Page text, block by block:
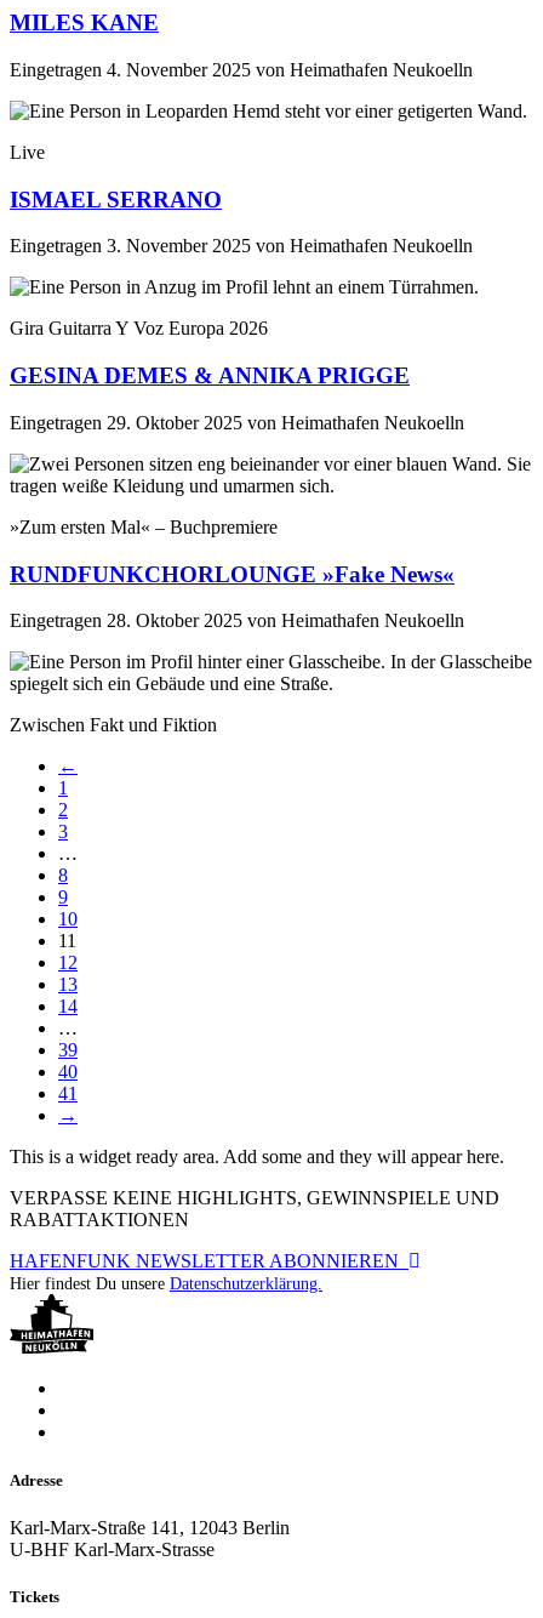
MILES KANE
Eingetragen 4. November 2025 von Heimathafen Neukoelln
Live
ISMAEL SERRANO
Eingetragen 3. November 2025 von Heimathafen Neukoelln
Gira Guitarra Y Voz Europa 2026
GESINA DEMES & ANNIKA PRIGGE
Eingetragen 29. Oktober 2025 von Heimathafen Neukoelln
»Zum ersten Mal« – Buchpremiere
RUNDFUNKCHORLOUNGE »Fake News«
Eingetragen 28. Oktober 2025 von Heimathafen Neukoelln
Zwischen Fakt und Fiktion
←
1
2
3
…
8
9
10
11
12
13
14
…
39
40
41
→
This is a widget ready area. Add some and they will appear here.
VERPASSE KEINE HIGHLIGHTS, GEWINNSPIELE UND
RABATTAKTIONEN
HAFENFUNK NEWSLETTER ABONNIEREN
Hier findest Du unsere Datenschutzerklärung.
Adresse
Karl-Marx-Straße 141, 12043 Berlin
U-BHF Karl-Marx-Strasse
Tickets